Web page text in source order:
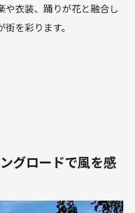
や衣装、踊りが花と融合し
を彩ります。
グロードで風を感